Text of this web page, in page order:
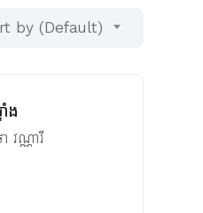
by (Default)
ង
វណ្ណារី